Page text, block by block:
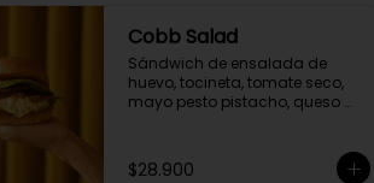
Cobb Salad
Sándwich de ensalada de
huevo, tocineta, tomate seco,
mayo pesto pistacho, queso
$28.900